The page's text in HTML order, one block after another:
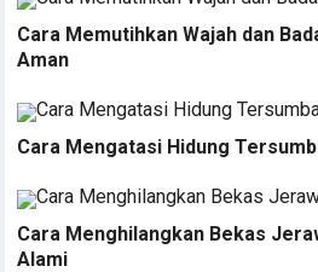
Cara Memutihkan Wajah dan
Aman
Cara Mengatasi Hidung
Cara Menghilangkan Bekas
Alami